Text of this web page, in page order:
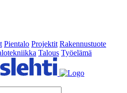
Pientalo Projektit Rakennustuote
Talous Työelämä